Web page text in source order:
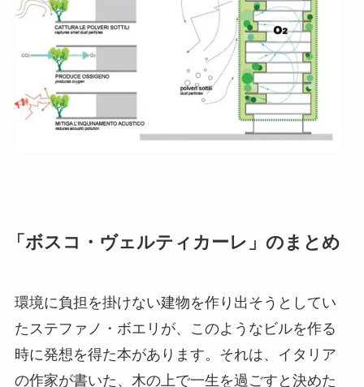
「ボスコ・ヴェルティカーレ」のまとめ
環境に負担を掛けない建物を作り出そうとしてい
たステファノ・ボエリが、このようなビルを作る
時に発想を得た本があります。それは、イタリア
の作家が書いた、木の上で一生を過ごすと決めた